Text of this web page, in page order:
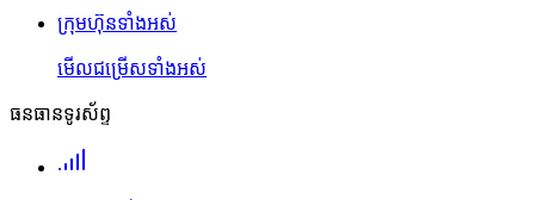
ក្រុមហ៊ុនទាំងអស់
មើលជម្រើសទាំងអស់
ធនធានទូរស័ព្ទ